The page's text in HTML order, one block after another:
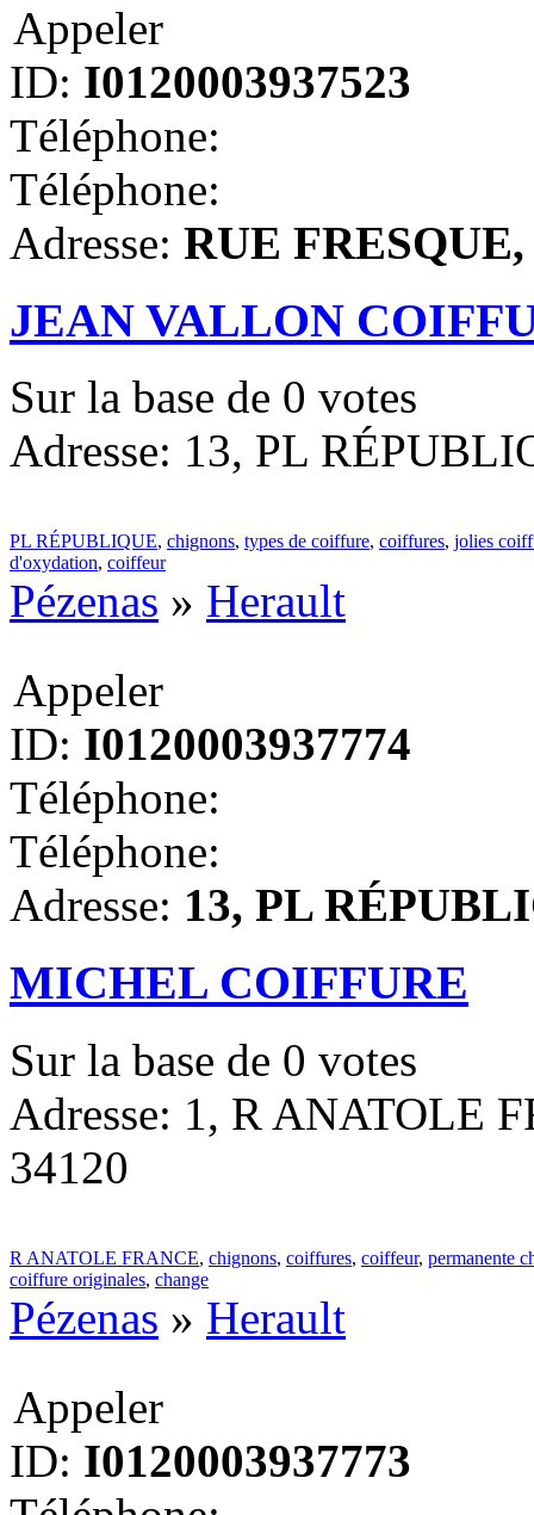
Appeler
ID: I0120003937523
Téléphone:
Téléphone:
Adresse: RUE
JEAN VALLON
Sur la base de 0 votes
Adresse: 13, PL
PL RÉPUBLIQUE, chignons, types de coiffure, coiffures, jolies
d'oxydation, coiffeur
Pézenas » Herault
Appeler
ID: I0120003937774
Téléphone:
Téléphone:
Adresse: 13, PL
MICHEL COIFFURE
Sur la base de 0 votes
Adresse: 1, R ANATOLE
34120
R ANATOLE FRANCE, chignons, coiffures, coiffeur, permanente
coiffure originales, change
Pézenas » Herault
Appeler
ID: I0120003937773